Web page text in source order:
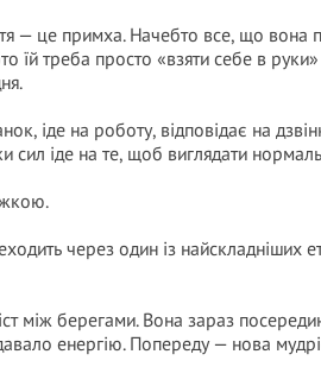
— це примха. Начебто все, що
їй треба просто «взяти себе в
іде на роботу, відповідає на
сил іде на те, щоб виглядати
через один із найскладніших
між берегами. Вона зараз
енергію. Попереду — нова